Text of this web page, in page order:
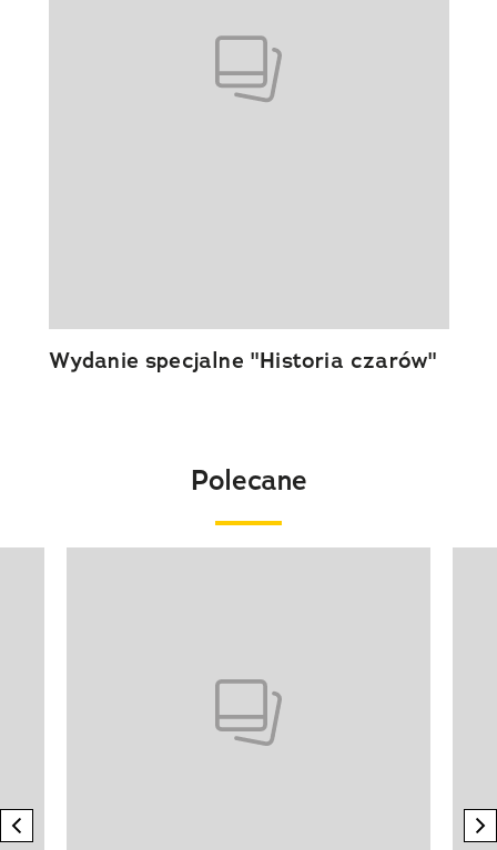
Wydanie specjalne "Historia czarów"
Polecane
previous element